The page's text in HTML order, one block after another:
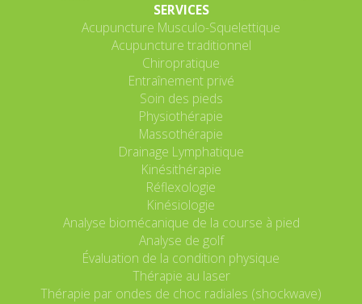
SERVICES
Acupuncture Musculo-Squelettique
Acupuncture traditionnel
Chiropratique
Entraînement privé
Soin des pieds
Physiothérapie
Massothérapie
Drainage Lymphatique
Kinésithérapie
Réflexologie
Kinésiologie
Analyse biomécanique de la course à pied
Analyse de golf
Évaluation de la condition physique
Thérapie au laser
Thérapie par ondes de choc radiales (shockwave)